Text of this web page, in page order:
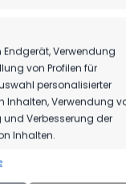
Verwendung
von Profilen für
personalisierter
Inhalten, Verwendung
und Verbesserung der
Inhalten.